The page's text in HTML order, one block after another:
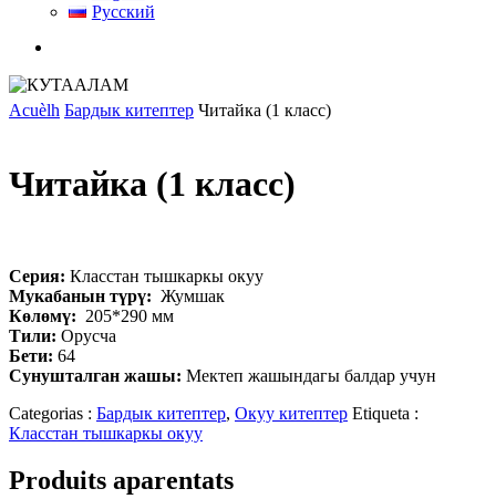
Русский
Acuèlh Бардык китептер Читайка (1 класс)
Читайка (1 класс)
Серия: Класстан тышкаркы окуу
Мукабанын түрү: Жумшак
Көлөмү: 205*290 мм
Тили: Орусча
Бети: 64
Сунушталган жашы: Мектеп жашындагы балдар учун
Categorias : Бардык китептер, Окуу китептер Etiqueta :
Класстан тышкаркы окуу
Produits aparentats